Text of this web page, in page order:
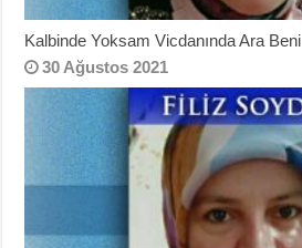
Kalbinde Yoksam Vicdanında Ara Beni
30 Ağustos 2021